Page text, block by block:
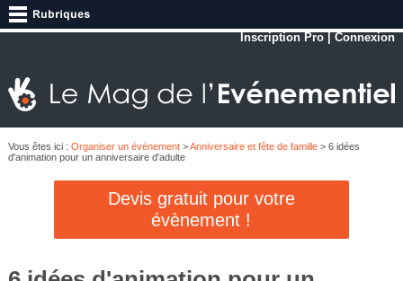
Inscription Pro |Connexion
Vous êtes ici : Organiser un événement>Anniversaire et fête de famille> 6 idées
d'animation pour un anniversaire d'adulte
Devis gratuit pour votre
évènement !